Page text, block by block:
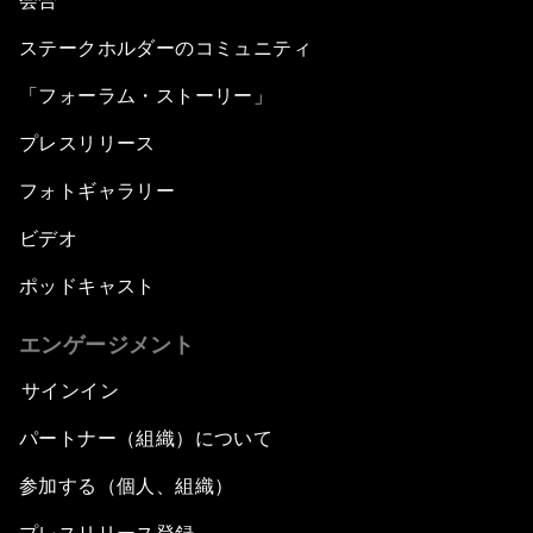
ステークホルダーのコミュニティ
「フォーラム・ストーリー」
プレスリリース
フォトギャラリー
ビデオ
ポッドキャスト
エンゲージメント
サインイン
パートナー（組織）について
参加する（個人、組織）